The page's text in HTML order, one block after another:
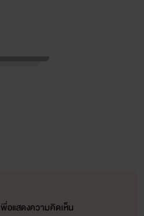
อแสดงความคิดเห็น